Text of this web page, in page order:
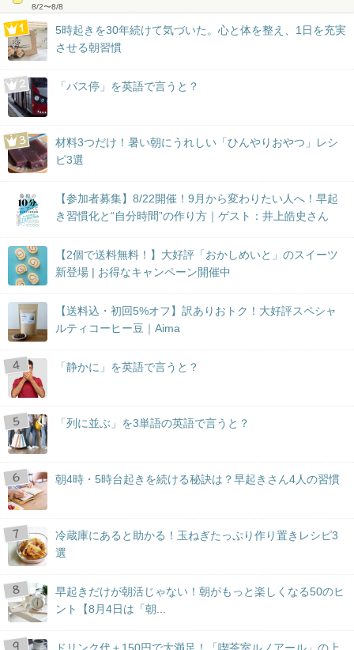
8/2〜8/8
5時起きを30年続けて気づいた。心と体を整え、1日を充実
させる朝習慣
「バス停」を英語で言うと？
材料3つだけ！暑い朝にうれしい「ひんやりおやつ」レシ
ピ3選
【参加者募集】8/22開催！9月から変わりたい人へ！早起
き習慣化と“自分時間”の作り方｜ゲスト：井上皓史さん
【2個で送料無料！】大好評「おかしめいと」のスイーツ
新登場 | お得なキャンペーン開催中
【送料込・初回5%オフ】訳ありおトク！大好評スペシャ
ルティコーヒー豆｜Aima
「静かに」を英語で言うと？
「列に並ぶ」を3単語の英語で言うと？
朝4時・5時台起きを続ける秘訣は？早起きさん4人の習慣
冷蔵庫にあると助かる！玉ねぎたっぷり作り置きレシピ3
選
早起きだけが朝活じゃない！朝がもっと楽しくなる50のヒ
ント【8月4日は「朝...